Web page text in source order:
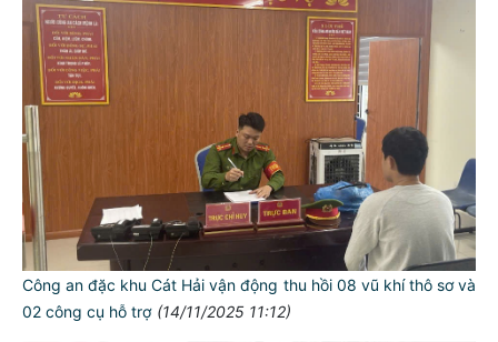
Công an đặc khu Cát Hải vận động thu hồi 08 vũ khí thô sơ và
02 công cụ hỗ trợ (14/11/2025 11:12)